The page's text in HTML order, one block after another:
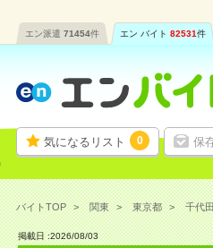
エン派遣 71454件 エン バイト 82531件
気になるリスト 0 保
バイトTOP 関東 東京都 千代
掲載日 :2026/08/03